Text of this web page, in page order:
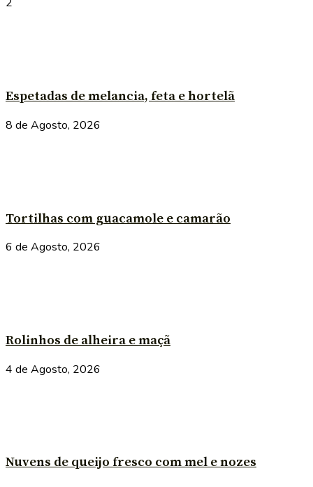
2
Espetadas de melancia, feta e hortelã
8 de Agosto, 2026
Tortilhas com guacamole e camarão
6 de Agosto, 2026
Rolinhos de alheira e maçã
4 de Agosto, 2026
Nuvens de queijo fresco com mel e nozes